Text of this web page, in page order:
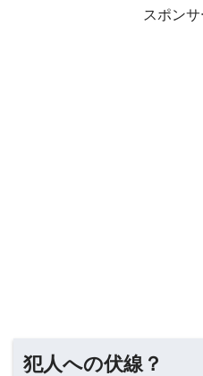
スポン
犯人への伏線？